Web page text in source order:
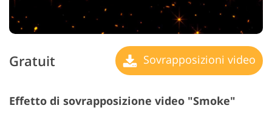
Gratuit Sovrapposizioni video
Effetto di sovrapposizione video "Smoke"